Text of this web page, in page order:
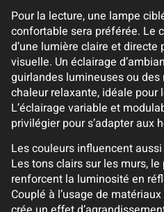
Pour la lecture, une lampe
confortable sera préférée. Le
d’une lumière claire et
visuelle. Un éclairage
guirlandes lumineuses ou des
chaleur relaxante, idéale pour
L’éclairage variable et
privilégier pour s’adapter aux
Les couleurs influencent
Les tons clairs sur les murs,
renforcent la luminosité en
Couplé à l’usage de